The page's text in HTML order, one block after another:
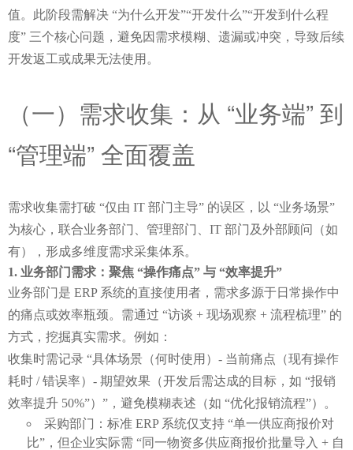
值。此阶段需解决 “为什么开发”“开发什么”“开发到什么程
度” 三个核心问题，避免因需求模糊、遗漏或冲突，导致后续
开发返工或成果无法使用。
（一）需求收集：从 “业务端” 到
“管理端” 全面覆盖
需求收集需打破 “仅由 IT 部门主导” 的误区，以 “业务场景”
为核心，联合业务部门、管理部门、IT 部门及外部顾问（如
有），形成多维度需求采集体系。
业务部门需求：聚焦 “操作痛点” 与 “效率提升”
业务部门是 ERP 系统的直接使用者，需求多源于日常操作中
的痛点或效率瓶颈。需通过 “访谈 + 现场观察 + 流程梳理” 的
方式，挖掘真实需求。例如：
收集时需记录 “具体场景（何时使用）- 当前痛点（现有操作
耗时 / 错误率）- 期望效果（开发后需达成的目标，如 “报销
效率提升 50%”）”，避免模糊表述（如 “优化报销流程”）。
采购部门：标准 ERP 系统仅支持 “单一供应商报价对
比”，但企业实际需 “同一物资多供应商报价批量导入 + 自